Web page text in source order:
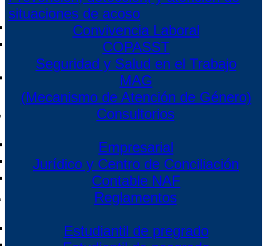
situaciones de acoso
Convivencia Laboral
COPASST
Seguridad y Salud en el Trabajo
MAG
(Mecanismo de Atención de Género)
Consultorios
Empresarial
Jurídico y Centro de Conciliación
Contable NAF
Reglamentos
Estudiantil de pregrado